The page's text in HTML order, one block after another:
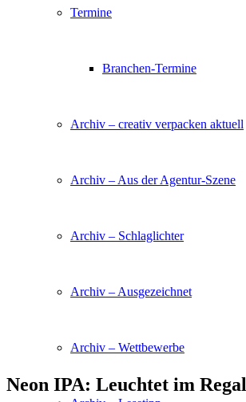
Termine
Branchen-Termine
Archiv – creativ verpacken aktuell
Archiv – Aus der Agentur-Szene
Archiv – Schlaglichter
Archiv – Ausgezeichnet
Archiv – Wettbewerbe
Neon IPA: Leuchtet im Regal